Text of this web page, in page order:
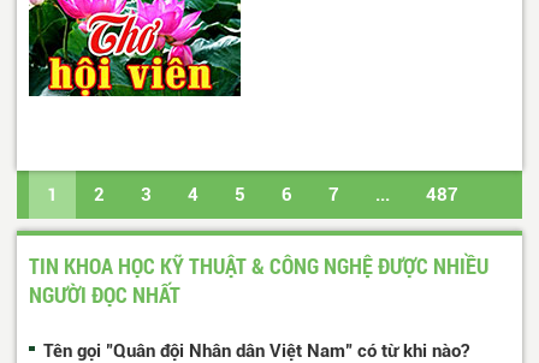
1 2 3 4 5 6 7 ... 487
488 Trang cuối
TIN KHOA HỌC KỸ THUẬT & CÔNG NGHỆ ĐƯỢC NHIỀU
NGƯỜI ĐỌC NHẤT
Tên gọi "Quân đội Nhân dân Việt Nam" có từ khi nào?